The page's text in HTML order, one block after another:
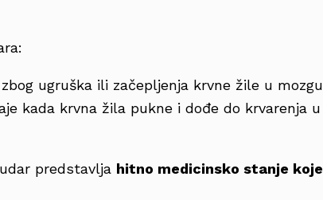
ugruška ili začepljenja krvne žile u mozgu
kada krvna žila pukne i dođe do krvarenja u
predstavlja hitno medicinsko stanje koje